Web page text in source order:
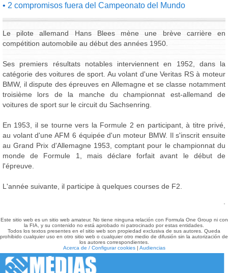
2 compromisos fuera del Campeonato del Mundo
Le pilote allemand Hans Blees mène une brève carrière en
compétition automobile au début des années 1950.
Ses premiers résultats notables interviennent en 1952, dans la
catégorie des voitures de sport. Au volant d'une Veritas RS à moteur
BMW, il dispute des épreuves en Allemagne et se classe notamment
troisième lors de la manche du championnat est-allemand de
voitures de sport sur le circuit du Sachsenring.
En 1953, il se tourne vers la Formule 2 en participant, à titre privé,
au volant d'une AFM 6 équipée d'un moteur BMW. Il s'inscrit ensuite
au Grand Prix d'Allemagne 1953, comptant pour le championnat du
monde de Formule 1, mais déclare forfait avant le début de
l'épreuve.
L'année suivante, il participe à quelques courses de F2.
Este sitio web es un sitio web amateur. No tiene ninguna relación con Formula One Group ni con
la FIA, y su contenido no está aprobado ni patrocinado por estas entidades.
Todos los textos presentes en el sitio web son propiedad exclusiva de sus autores. Queda
prohibido cualquier uso en otro sitio web o cualquier otro medio de difusión sin la autorización de
los autores correspondientes.
Acerca de / Configurar cookies| Audiencias